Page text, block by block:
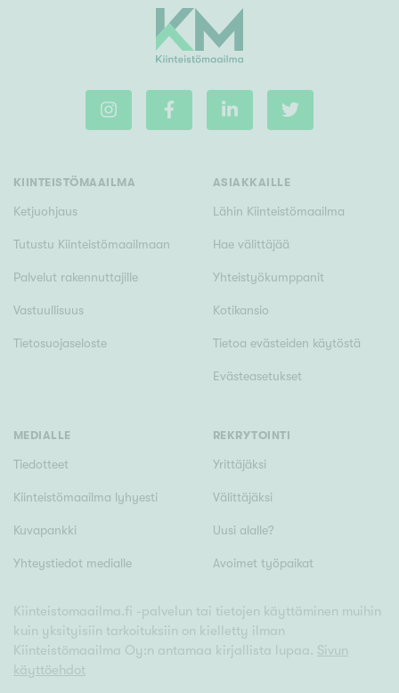
KIINTEISTÖMAAILMA
Ketjuohjaus
Tutustu Kiinteistömaailmaan
Palvelut rakennuttajille
Vastuullisuus
Tietosuojaseloste
ASIAKKAILLE
Lähin Kiinteistömaailma
Hae välittäjää
Yhteistyökumppanit
Kotikansio
Tietoa evästeiden käytöstä
Evästeasetukset
MEDIALLE
Tiedotteet
Kiinteistömaailma lyhyesti
Kuvapankki
Yhteystiedot medialle
REKRYTOINTI
Yrittäjäksi
Välittäjäksi
Uusi alalle?
Avoimet työpaikat
Kiinteistomaailma.fi -palvelun tai tietojen käyttäminen muihin
kuin yksityisiin tarkoituksiin on kielletty ilman
Kiinteistömaailma Oy:n antamaa kirjallista lupaa. Sivun
käyttöehdot